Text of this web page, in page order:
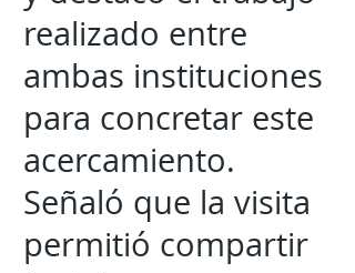
realizado entre
ambas instituciones
para concretar este
acercamiento.
Señaló que la visita
permitió compartir